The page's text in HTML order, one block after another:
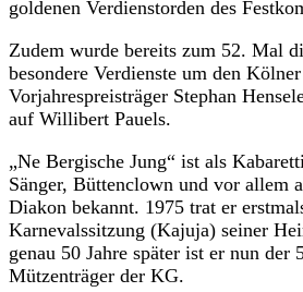
goldenen Verdienstorden des
Zudem wurde bereits zum 52. Mal
besondere Verdienste um den
Vorjahrespreisträger Stephan
auf Willibert Pauels.
„Ne Bergische Jung“ ist als
Sänger, Büttenclown und vor allem
Diakon bekannt. 1975 trat er
Karnevalssitzung (Kajuja) seiner
genau 50 Jahre später ist er nun der
Mützenträger der KG.